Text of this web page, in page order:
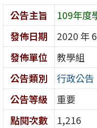
公告主旨
109年度
發佈日期
2020 年
發佈單位
教學組
公告類別
行政公告
公告等級
重要
點閱次數
1,216